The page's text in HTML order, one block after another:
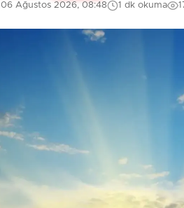
06 Ağustos 2026, 08:48 1 dk okuma